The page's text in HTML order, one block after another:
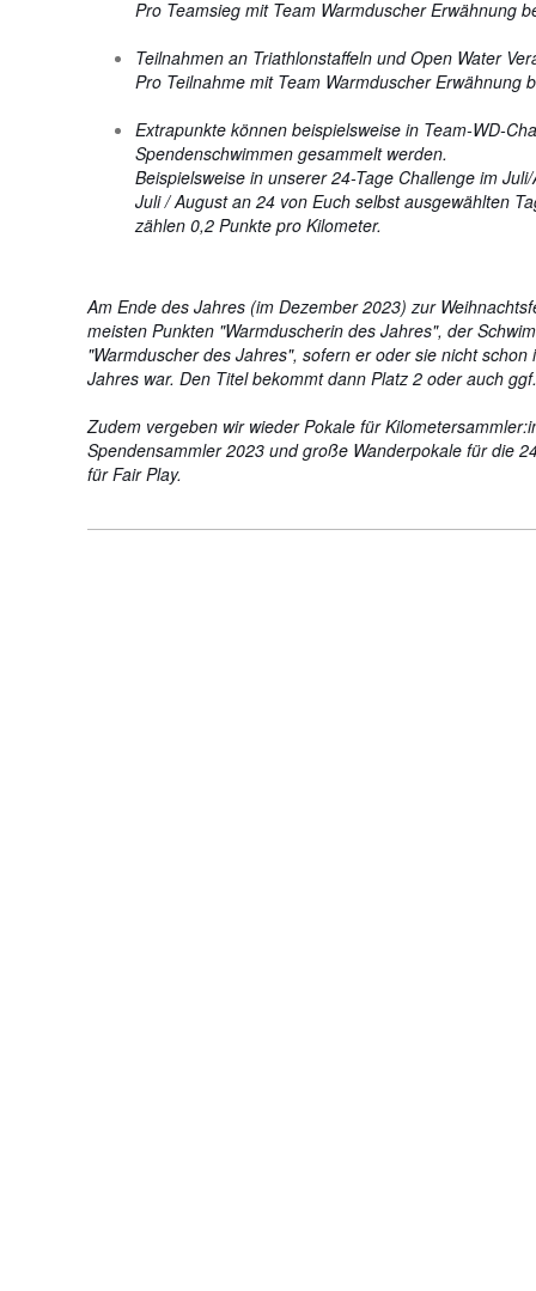
Pro Teamsieg mit Team Warmduscher Erwähnung
Teilnahmen an Triathlonstaffeln und Open Water
Pro Teilnahme mit Team Warmduscher Erwähnung
Extrapunkte können beispielsweise in Team-WD-
Spendenschwimmen gesammelt werden.
Beispielsweise in unserer 24-Tage Challenge im
Juli / August an 24 von Euch selbst ausgewählten
zählen 0,2 Punkte pro Kilometer.
Am Ende des Jahres (im Dezember 2023) zur
meisten Punkten "Warmduscherin des Jahres", der
"Warmduscher des Jahres", sofern er oder sie nicht
Jahres war. Den Titel bekommt dann Platz 2 oder auch
Zudem vergeben wir wieder Pokale für
Spendensammler 2023 und große Wanderpokale für die
für Fair Play.